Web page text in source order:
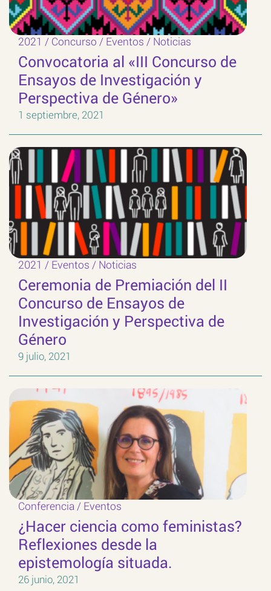
2021 / Concurso / Eventos / Noticias
Convocatoria al «III Concurso de
Ensayos de Investigación y
Perspectiva de Género»
1 septiembre, 2021
2021 / Eventos / Noticias
Ceremonia de Premiación del II
Concurso de Ensayos de
Investigación y Perspectiva de
Género
9 julio, 2021
Conferencia/ Eventos
¿Hacer ciencia como feministas?
Reflexiones desde la
epistemología situada.
26 junio, 2021